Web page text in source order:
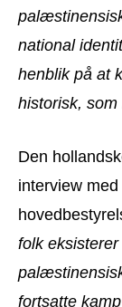
national
henblik på at
historisk, som
Den
interview
folk
fortsatte